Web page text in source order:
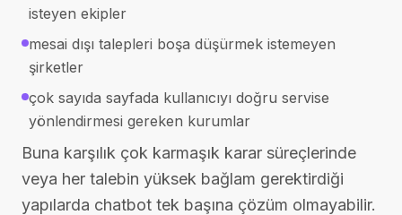
isteyen ekipler
mesai dışı talepleri boşa düşürmek istemeyen
şirketler
çok sayıda sayfada kullanıcıyı doğru servise
yönlendirmesi gereken kurumlar
Buna karşılık çok karmaşık karar süreçlerinde
veya her talebin yüksek bağlam gerektirdiği
yapılarda chatbot tek başına çözüm olmayabilir.